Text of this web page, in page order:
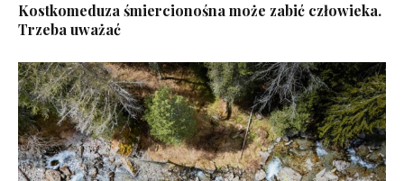
Kostkomeduza śmiercionośna może zabić człowieka.
Trzeba uważać